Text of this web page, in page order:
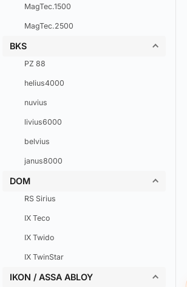
MagTec.1500
MagTec.2500
BKS
PZ 88
helius4000
nuvius
livius6000
belvius
janus8000
DOM
RS Sirius
IX Teco
IX Twido
IX TwinStar
IKON / ASSA ABLOY